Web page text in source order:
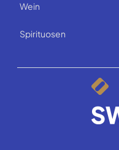
Wein
Spirituosen